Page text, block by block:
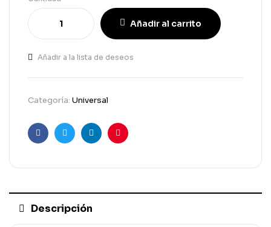
Añadir al carrito
Añadir a la lista de deseos
Categoría: Universal
FacebookGorjeoLinkedInPinterest
Descripción